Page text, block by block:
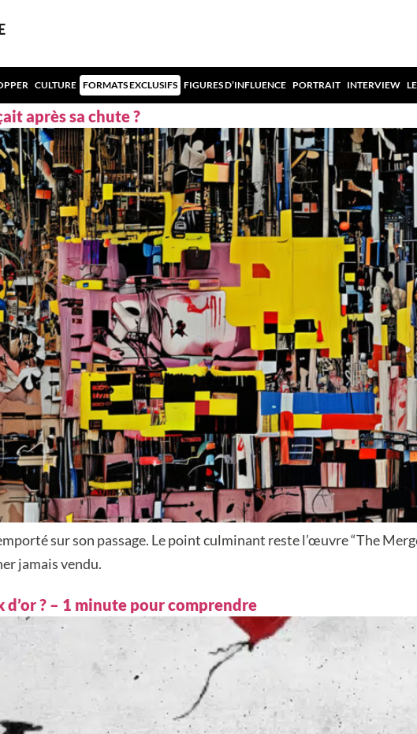
CULTURE FORMATS EXCLUSIFS FIGURES D’INFLUENCE PORTRAIT INTERVIEW
après sa chute ?
sur son passage. Le point culminant reste l’œuvre “The
jamais vendu.
? – 1 minute pour comprendre